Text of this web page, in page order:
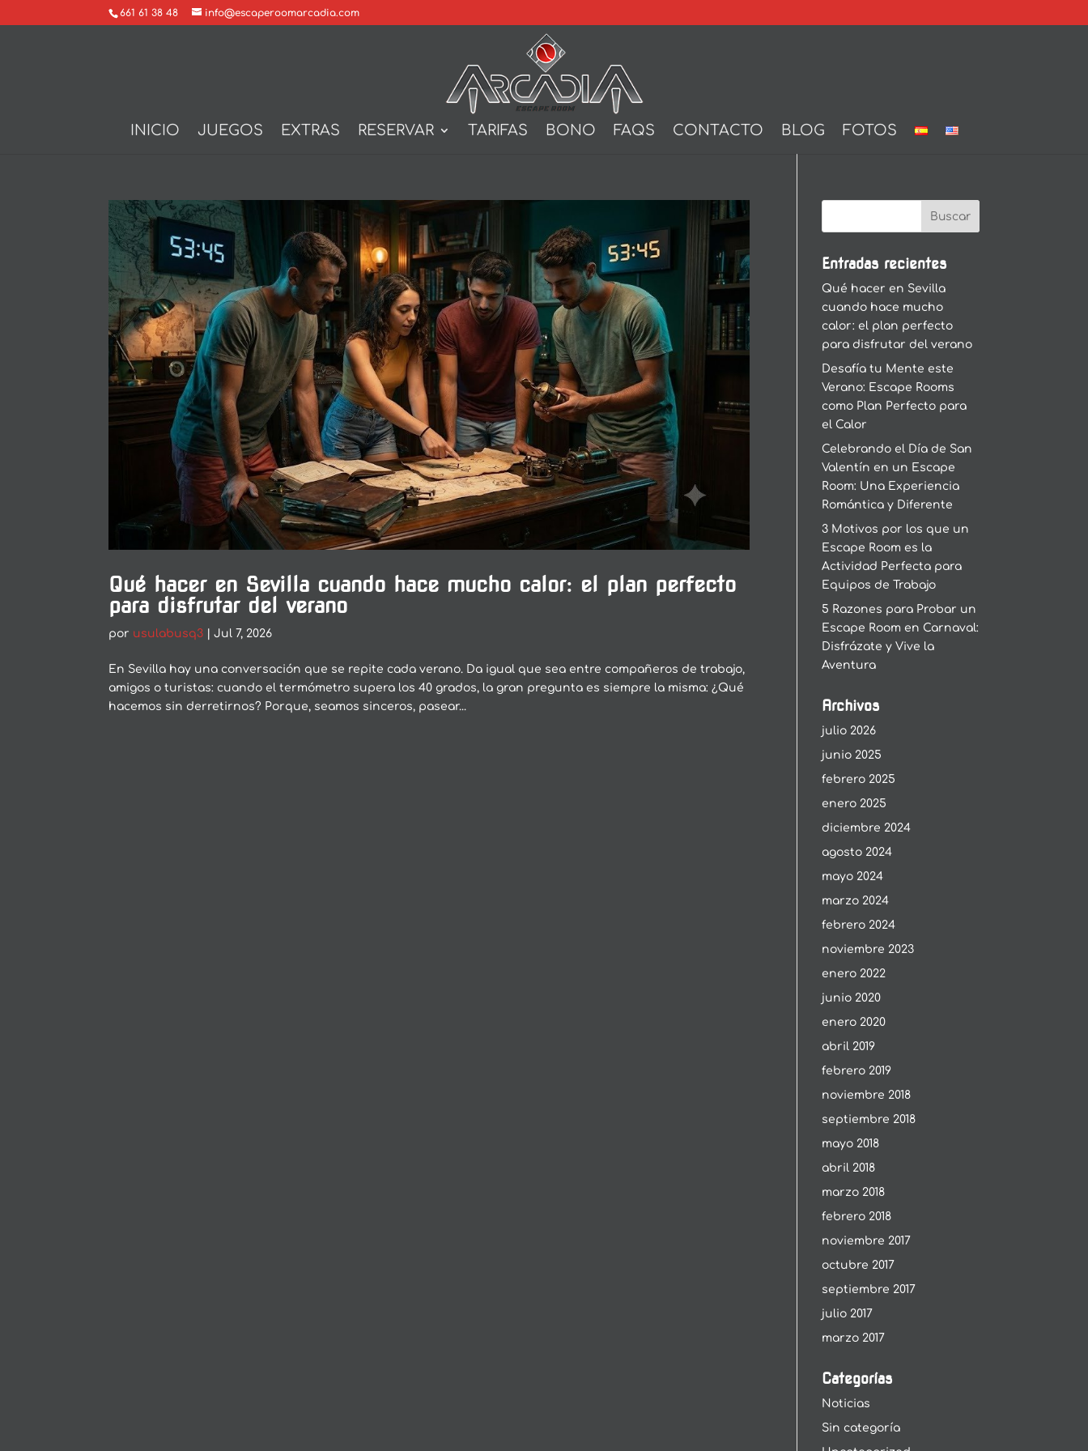
661 61 38 48 info@escaperoomarcadia.com
INICIO JUEGOS EXTRAS RESERVAR TARIFAS BONO FAQS CONTACTO BLOG FOTOS
Qué hacer en Sevilla cuando hace mucho calor: el plan perfecto
para disfrutar del verano
por usulabusq3 |Jul 7, 2026
En Sevilla hay una conversación que se repite cada verano. Da igual que sea entre compañeros de trabajo,
amigos o turistas: cuando el termómetro supera los 40 grados, la gran pregunta es siempre la misma: ¿Qué
hacemos sin derretirnos? Porque, seamos sinceros, pasear...
Entradas recientes
Qué hacer en Sevilla
cuando hace mucho
calor: el plan perfecto
para disfrutar del verano
Desafía tu Mente este
Verano: Escape Rooms
como Plan Perfecto para
el Calor
Celebrando el Día de San
Valentín en un Escape
Room: Una Experiencia
Romántica y Diferente
3 Motivos por los que un
Escape Room es la
Actividad Perfecta para
Equipos de Trabajo
5 Razones para Probar un
Escape Room en Carnaval:
Disfrázate y Vive la
Aventura
Archivos
julio 2026
junio 2025
febrero 2025
enero 2025
diciembre 2024
agosto 2024
mayo 2024
marzo 2024
febrero 2024
noviembre 2023
enero 2022
junio 2020
enero 2020
abril 2019
febrero 2019
noviembre 2018
septiembre 2018
mayo 2018
abril 2018
marzo 2018
febrero 2018
noviembre 2017
octubre 2017
septiembre 2017
julio 2017
marzo 2017
Categorías
Noticias
Sin categoría